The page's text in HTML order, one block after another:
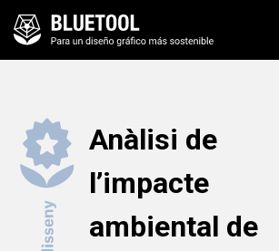
Anàlisi de
l’impacte
ambiental de